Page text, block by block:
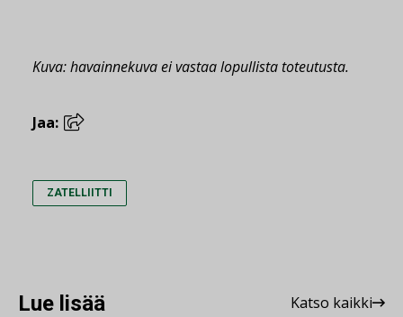
Kuva: havainnekuva ei vastaa lopullista toteutusta.
Jaa:
ZATELLIITTI
Lue lisää Katso kaikki